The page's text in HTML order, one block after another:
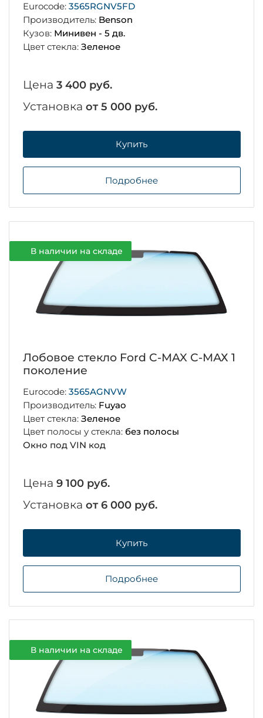
Eurocode: 3565RGNV5FD
Производитель: Benson
Кузов: Минивен - 5 дв.
Цвет стекла: Зеленое
Цена 3 400 руб.
Установка от 5 000 руб.
Купить
Подробнее
В наличии на складе
Лобовое стекло Ford C-MAX С-МАХ 1
поколение
Eurocode: 3565AGNVW
Производитель: Fuyao
Цвет стекла: Зеленое
Цвет полосы у стекла: без полосы
Окно под VIN код
Цена 9 100 руб.
Установка от 6 000 руб.
Купить
Подробнее
В наличии на складе